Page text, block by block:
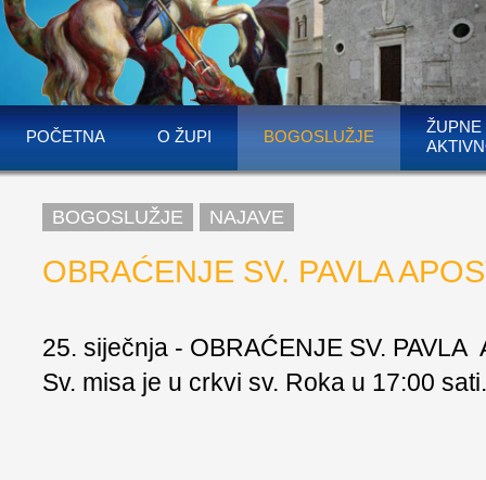
POČETNA O ŽUPI BOGOSLUŽJE
ŽUPNE
BOGOSLUŽJE NAJAVE
OBRAĆENJE SV. PAVLA
25. siječnja - OBRAĆENJE SV. PAVLA
Sv. misa je u crkvi sv. Roka u 17:00